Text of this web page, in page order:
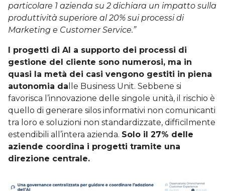
particolare 1 azienda su 2 dichiara un impatto sulla
produttività superiore al 20% sui processi di
Marketing e Customer Service.”
I progetti di AI a supporto dei processi di
gestione del cliente sono numerosi, ma in
quasi la metà dei casi vengono gestiti in piena
autonomia da lle Business Unit. Sebbene si
favorisca l’innovazione delle singole unità, il rischio è
quello di generare silos informativi non comunicanti
tra loro e soluzioni non standardizzate, difficilmente
estendibili all’intera azienda. Solo il 27% delle
aziende coordina i progetti tramite una
direzione centrale.